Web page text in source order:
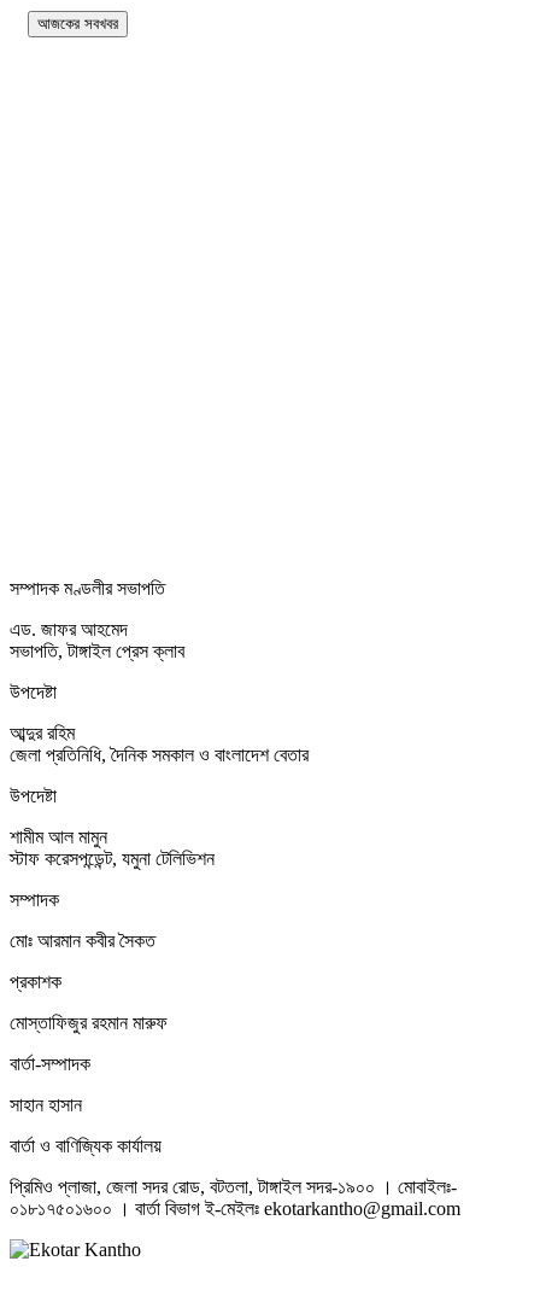
সম্পাদক মণ্ডলীর সভাপতি
এড. জাফর আহমেদ
সভাপতি, টাঙ্গাইল প্রেস ক্লাব
উপদেষ্টা
আব্দুর রহিম
জেলা প্রতিনিধি, দৈনিক সমকাল ও বাংলাদেশ বেতার
উপদেষ্টা
শামীম আল মামুন
স্টাফ করেসপন্ডেন্ট, যমুনা টেলিভিশন
সম্পাদক
মোঃ আরমান কবীর সৈকত
প্রকাশক
মোস্তাফিজুর রহমান মারুফ
বার্তা-সম্পাদক
সাহান হাসান
বার্তা ও বাণিজ্যিক কার্যালয়
প্রিমিও প্লাজা, জেলা সদর রোড, বটতলা, টাঙ্গাইল সদর-১৯০০ । মোবাইলঃ-
০১৮১৭৫০১৬০০ । বার্তা বিভাগ ই-মেইলঃ ekotarkantho@gmail.com